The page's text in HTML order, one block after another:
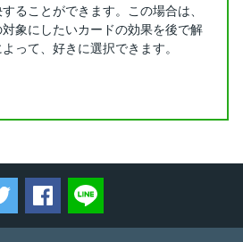
ることができます。この場合は、
象にしたいカードの効果を後で解
って、好きに選択できます。
ツイートするFacebookでシェアする